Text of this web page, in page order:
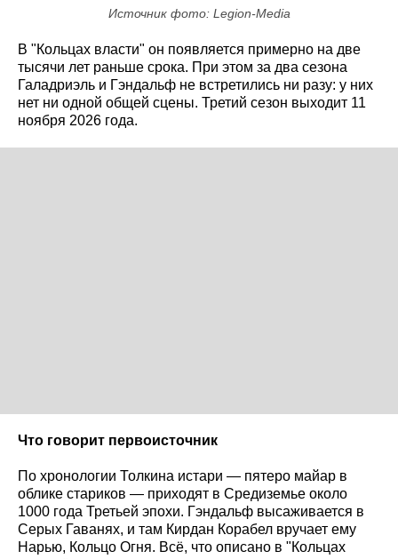
Источник фото: Legion-Media
В "Кольцах власти" он появляется примерно на две
тысячи лет раньше срока. При этом за два сезона
Галадриэль и Гэндальф не встретились ни разу: у них
нет ни одной общей сцены. Третий сезон выходит 11
ноября 2026 года.
Что говорит первоисточник
По хронологии Толкина истари — пятеро майар в
облике стариков — приходят в Средиземье около
1000 года Третьей эпохи. Гэндальф высаживается в
Серых Гаванях, и там Кирдан Корабел вручает ему
Нарью, Кольцо Огня. Всё, что описано в "Кольцах